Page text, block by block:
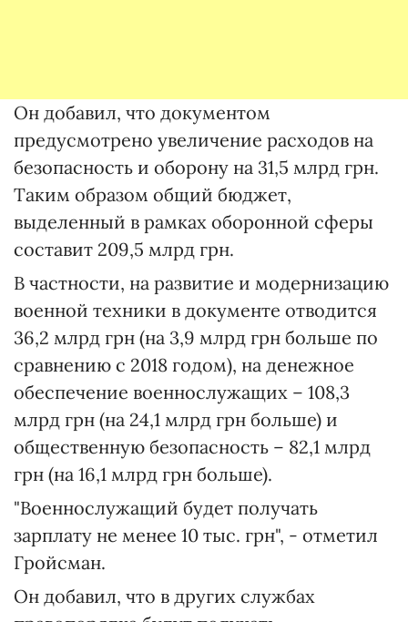
Он добавил, что документом
предусмотрено увеличение расходов на
безопасность и оборону на 31,5 млрд грн.
Таким образом общий бюджет,
выделенный в рамках оборонной сферы
составит 209,5 млрд грн.
В частности, на развитие и модернизацию
военной техники в документе отводится
36,2 млрд грн (на 3,9 млрд грн больше по
сравнению с 2018 годом), на денежное
обеспечение военнослужащих – 108,3
млрд грн (на 24,1 млрд грн больше) и
общественную безопасность – 82,1 млрд
грн (на 16,1 млрд грн больше).
"Военнослужащий будет получать
зарплату не менее 10 тыс. грн", - отметил
Гройсман.
Он добавил, что в других службах